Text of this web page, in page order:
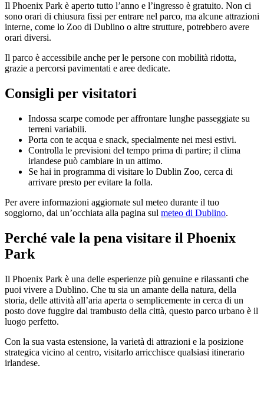
Il Phoenix Park è aperto tutto l’anno e l’ingresso è gratuito. Non ci
sono orari di chiusura fissi per entrare nel parco, ma alcune attrazioni
interne, come lo Zoo di Dublino o altre strutture, potrebbero avere
orari diversi.
Il parco è accessibile anche per le persone con mobilità ridotta,
grazie a percorsi pavimentati e aree dedicate.
Consigli per visitatori
Indossa scarpe comode per affrontare lunghe passeggiate su
terreni variabili.
Porta con te acqua e snack, specialmente nei mesi estivi.
Controlla le previsioni del tempo prima di partire; il clima
irlandese può cambiare in un attimo.
Se hai in programma di visitare lo Dublin Zoo, cerca di
arrivare presto per evitare la folla.
Per avere informazioni aggiornate sul meteo durante il tuo
soggiorno, dai un’occhiata alla pagina sul meteo di Dublino.
Perché vale la pena visitare il Phoenix
Park
Il Phoenix Park è una delle esperienze più genuine e rilassanti che
puoi vivere a Dublino. Che tu sia un amante della natura, della
storia, delle attività all’aria aperta o semplicemente in cerca di un
posto dove fuggire dal trambusto della città, questo parco urbano è il
luogo perfetto.
Con la sua vasta estensione, la varietà di attrazioni e la posizione
strategica vicino al centro, visitarlo arricchisce qualsiasi itinerario
irlandese.